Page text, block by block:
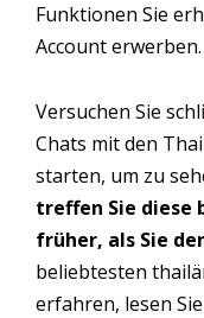
Funktionen Sie
Account erwerben.
Versuchen Sie
Chats mit den
starten, um zu
treffen Sie diese
früher, als Sie
beliebtesten
erfahren, lesen